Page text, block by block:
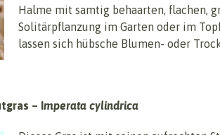
Halme mit samtig behaarten, flachen,
Solitärpflanzung im Garten oder im
lassen sich hübsche Blumen- oder
– Imperata cylindrica